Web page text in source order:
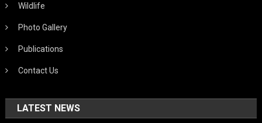
Wildlife
Photo Gallery
Publications
Contact Us
LATEST NEWS